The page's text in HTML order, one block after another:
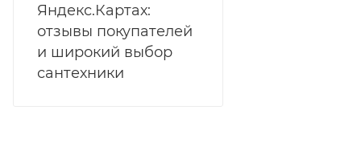
Яндекс.Картах:
отзывы покупателей
и широкий выбор
сантехники